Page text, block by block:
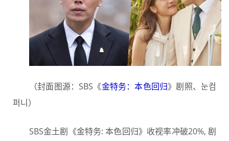
（封面图源：SBS《金特务：本色回归》剧照、눈컴
퍼니）
SBS金土剧《金特务: 本色回归》收视率冲破20%, 剧